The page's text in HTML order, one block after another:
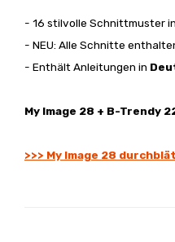
- 16 stilvolle Schnittmuster
- NEU: Alle Schnitte
- Enthält Anleitungen in
My Image 28 + B-Trendy
>>> My Image 28